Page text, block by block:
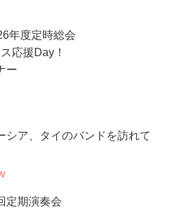
年度定時総会
応援Day！
ー
シア、タイのバンドを訪れて
定期演奏会